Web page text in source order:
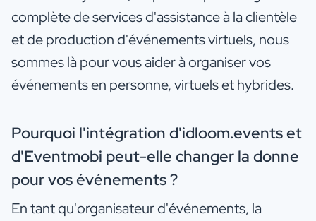
complète de services d'assistance à la clientèle
et de production d'événements virtuels, nous
sommes là pour vous aider à organiser vos
événements en personne, virtuels et hybrides.
Pourquoi l'intégration d'idloom.events et
d'Eventmobi peut-elle changer la donne
pour vos événements ?
En tant qu'organisateur d'événements, la